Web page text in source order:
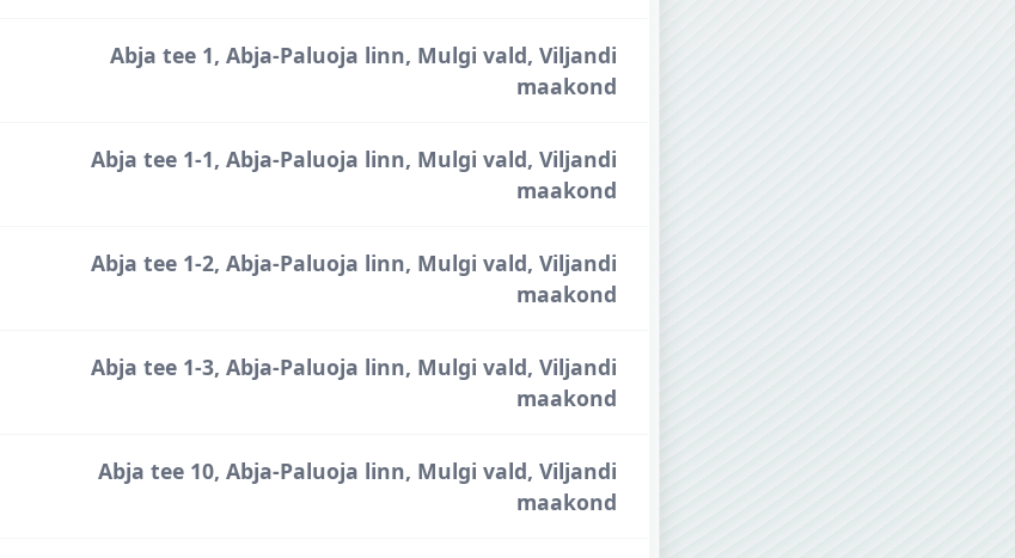
Abja tee 1, Abja-Paluoja linn, Mulgi vald, Viljandi
maakond
Abja tee 1-1, Abja-Paluoja linn, Mulgi vald, Viljandi
maakond
Abja tee 1-2, Abja-Paluoja linn, Mulgi vald, Viljandi
maakond
Abja tee 1-3, Abja-Paluoja linn, Mulgi vald, Viljandi
maakond
Abja tee 10, Abja-Paluoja linn, Mulgi vald, Viljandi
maakond